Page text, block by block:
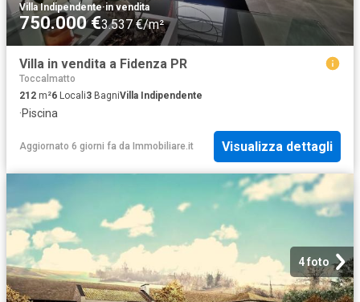
Villa Indipendente·in vendita
750.000 €3.537 €/m²
Villa in vendita a Fidenza PR
Toccalmatto
212 m²6 Locali3 BagniVilla Indipendente
·Piscina
Aggiornato 6 giorni fa da Immobiliare.it Visualizza dettagli
4 foto